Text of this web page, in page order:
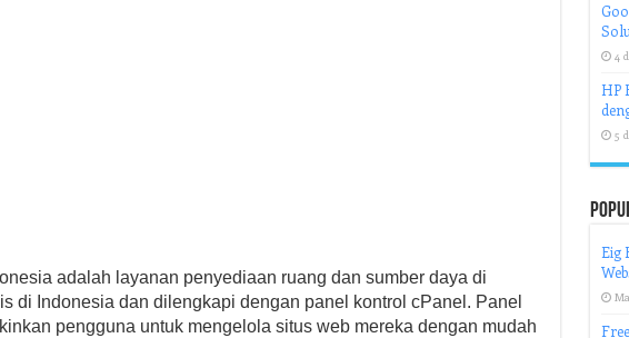
adalah layanan penyediaan ruang dan sumber daya di
di Indonesia dan dilengkapi dengan panel kontrol cPanel. Panel
pengguna untuk mengelola situs web mereka dengan mudah
4
HP
5
Eig